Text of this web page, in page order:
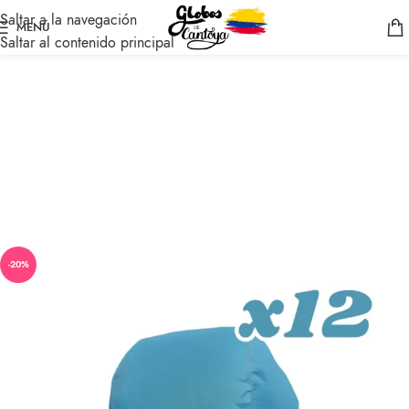
Saltar a la navegación
Saltar al contenido principal
MENÚ
-20%